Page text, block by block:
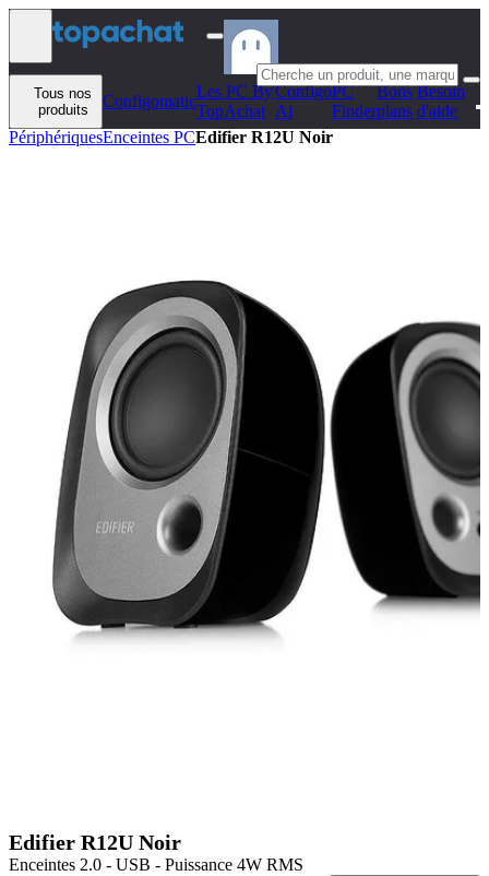
Aller au contenu
Tous nos
produits
Configomatic
Les PC By
TopAchat
Configo
Ai
PC
Finder
Bons
plans
Besoin
d'aide
PériphériquesEnceintes PCEdifier R12U Noir
Edifier R12U Noir
Enceintes 2.0 - USB - Puissance 4W RMS